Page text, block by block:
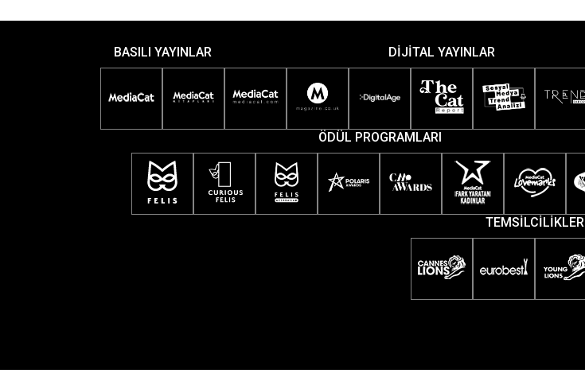
BASILI YAYINLAR DİJİTAL YAYINLAR
ÖDÜL PROGRAMLARI
TEMSİLCİLİKLER